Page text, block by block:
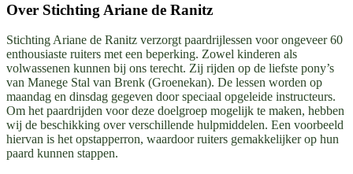
Over Stichting Ariane de Ranitz
Stichting Ariane de Ranitz verzorgt paardrijlessen voor ongeveer 60
enthousiaste ruiters met een beperking. Zowel kinderen als
volwassenen kunnen bij ons terecht. Zij rijden op de liefste pony’s
van Manege Stal van Brenk (Groenekan). De lessen worden op
maandag en dinsdag gegeven door speciaal opgeleide instructeurs.
Om het paardrijden voor deze doelgroep mogelijk te maken, hebben
wij de beschikking over verschillende hulpmiddelen. Een voorbeeld
hiervan is het opstapperron, waardoor ruiters gemakkelijker op hun
paard kunnen stappen.